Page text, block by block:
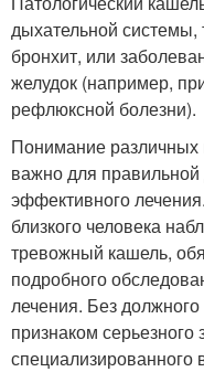
дыхательной системы,
бронхит, или
желудок (например,
рефлюксной болезни).
Понимание различных
важно для
эффективного
близкого человека
тревожный кашель,
подробного
лечения. Без
признаком серьезного
специализированного